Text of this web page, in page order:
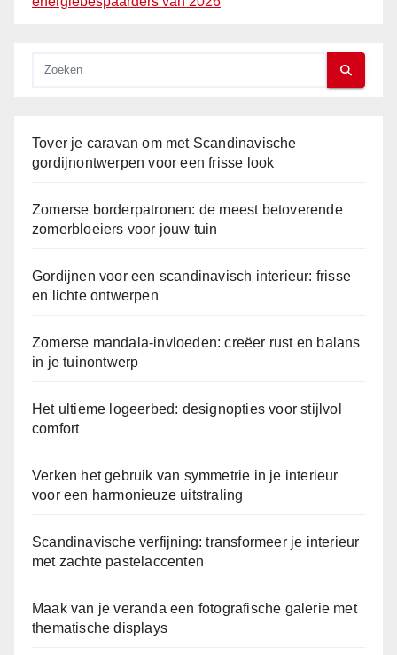
Tover je caravan om met Scandinavische
gordijnontwerpen voor een frisse look
Zomerse borderpatronen: de meest betoverende
zomerbloeiers voor jouw tuin
Gordijnen voor een scandinavisch interieur: frisse
en lichte ontwerpen
Zomerse mandala-invloeden: creëer rust en balans
in je tuinontwerp
Het ultieme logeerbed: designopties voor stijlvol
comfort
Verken het gebruik van symmetrie in je interieur
voor een harmonieuze uitstraling
Scandinavische verfijning: transformeer je interieur
met zachte pastelaccenten
Maak van je veranda een fotografische galerie met
thematische displays